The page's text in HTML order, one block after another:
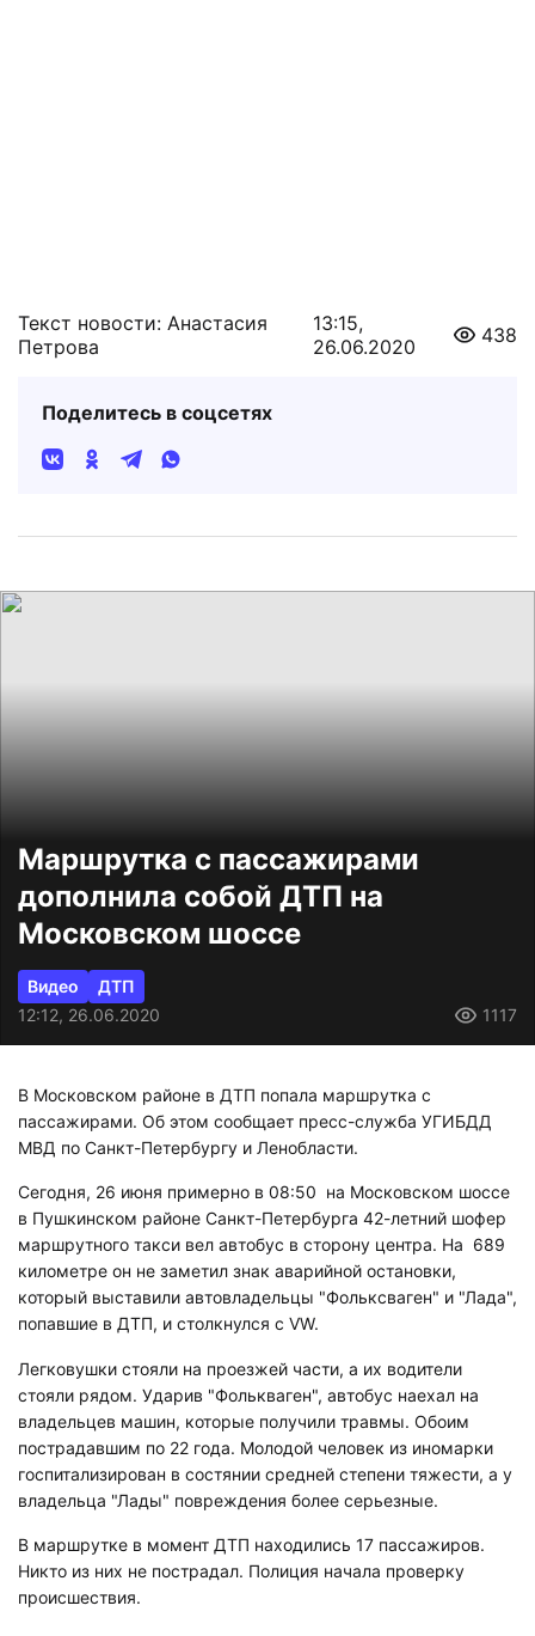
Текст новости: Анастасия
Петрова
13:15,
26.06.2020
438
Поделитесь в соцсетях
Маршрутка с пассажирами
дополнила собой ДТП на
Московском шоссе
Видео
ДТП
12:12, 26.06.2020
1117
В Московском районе в ДТП попала маршрутка с
пассажирами. Об этом сообщает пресс-служба УГИБДД
МВД по Санкт-Петербургу и Ленобласти.
Сегодня, 26 июня примерно в 08:50 на Московском шоссе
в Пушкинском районе Санкт-Петербурга 42-летний шофер
маршрутного такси вел автобус в сторону центра. На 689
километре он не заметил знак аварийной остановки,
который выставили автовладельцы "Фольксваген" и "Лада",
попавшие в ДТП, и столкнулся с VW.
Легковушки стояли на проезжей части, а их водители
стояли рядом. Ударив "Фолькваген", автобус наехал на
владельцев машин, которые получили травмы. Обоим
пострадавшим по 22 года. Молодой человек из иномарки
госпитализирован в состянии средней степени тяжести, а у
владельца "Лады" повреждения более серьезные.
В маршрутке в момент ДТП находились 17 пассажиров.
Никто из них не пострадал. Полиция начала проверку
происшествия.